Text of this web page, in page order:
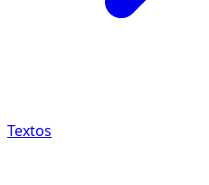
Textos